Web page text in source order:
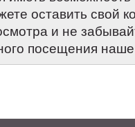
оставить свой
и не
посещения